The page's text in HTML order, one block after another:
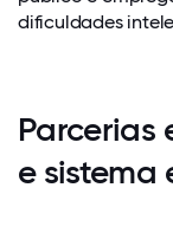
dificuldades
Parcerias
e sistema